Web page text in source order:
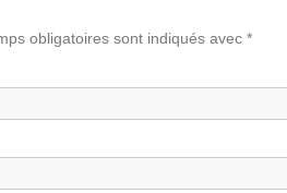
obligatoires sont indiqués avec *